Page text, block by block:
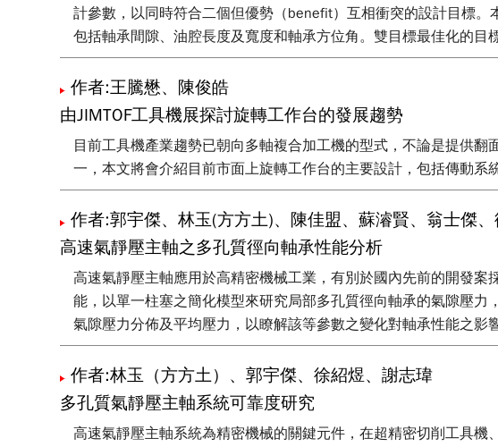
計參數，以同時符合二個但優勢（benefit）互相衝突的設計目標
包括軸承間隙、油腔長度及寬度和軸承方位角。雙目標最佳化的目
作者:王騰懋、陳俊皓
由JIMTOF工具機展探討旋轉工作台的發展趨勢
目前工具機產業趨勢已朝向多軸複合加工機的型式，不論是提供
一，本文將會介紹目前市面上旋轉工作台的主要設計，包括傳動系
作者:郭宇傑、林玉(方方土)、陳佳盟、蘇濬賢、翁士傑
高速氣靜壓主軸之多孔質徑向軸承性能分析
高速氣靜壓主軸應用於高精密機械工業，有別於國內先前的開發
能，以單一柱塞之簡化模型來研究局部多孔質徑向軸承的氣隙壓
氣隙壓力分佈及平均壓力，以瞭解該等參數之變化對軸承性能之影響
作者:林玉（方方土）、郭宇傑、徐紹煜、謝志瑋
多孔質氣靜壓主軸系統可靠度研究
高速氣靜壓主軸系統為精密機械的關鍵元件，在超精密切削工具